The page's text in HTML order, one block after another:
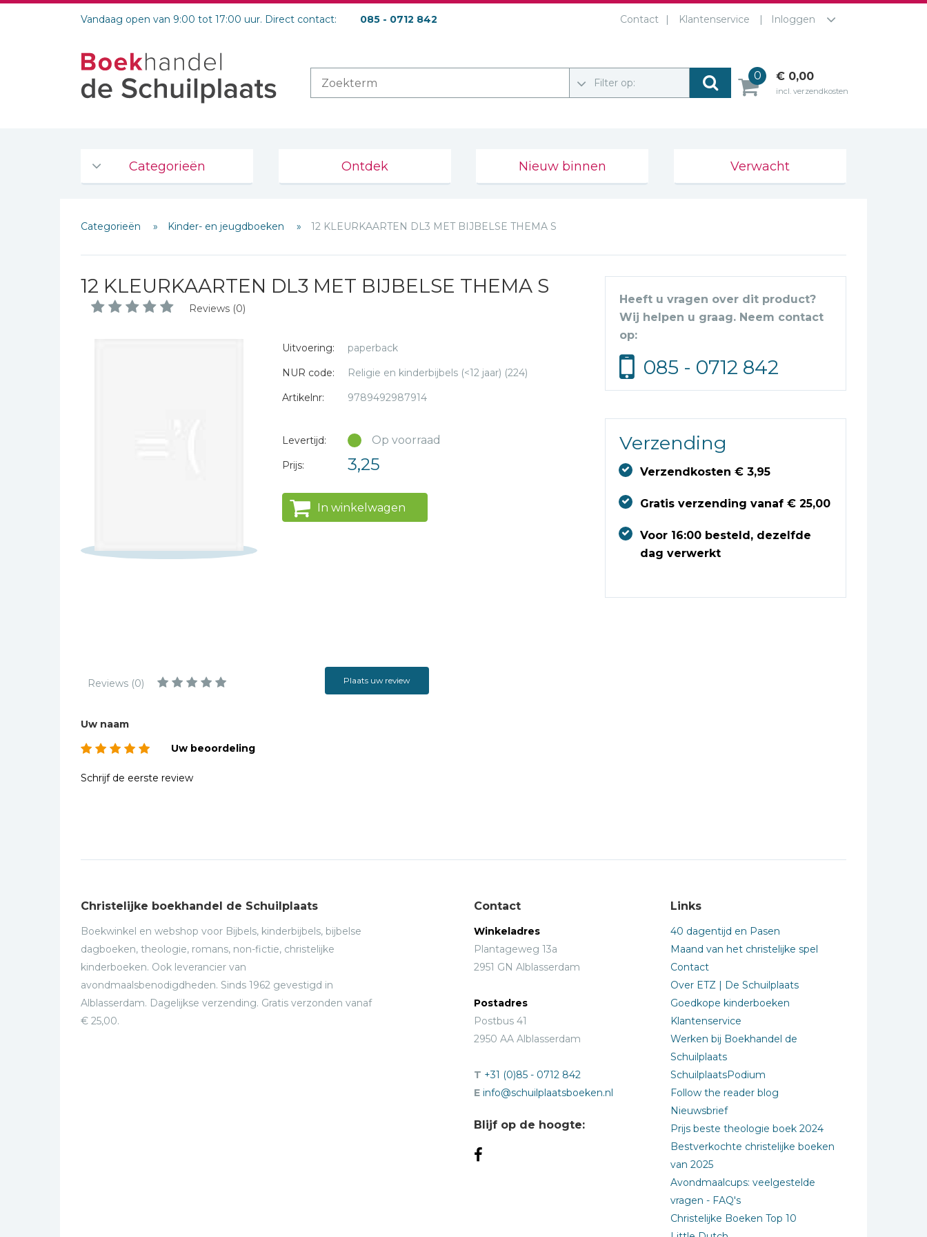
Vandaag open van 9:00 tot 17:00 uur. Direct contact: 085 - 0712 842 Contact Klantenservice Inloggen
Filter op:
0 € 0,00
incl. verzendkosten
Categorieën
De Bijbel
Bijbelse Dagboeken 2026
Bijbelstudie groepen
Israël / Jodendom
Management &
Politiek
Regio | Alblasserwaard
Romans
Ontdek Nieuw binnen Verwacht
Categorieën Kinder- en jeugdboeken 12 KLEURKAARTEN DL3 MET BIJBELSE THEMA S
12 KLEURKAARTEN DL3 MET BIJBELSE THEMA S
Reviews (0)
Uitvoering:
paperback
NUR code:
Religie en kinderbijbels (<12 jaar) (224)
Artikelnr:
9789492987914
Levertijd: Op voorraad
Prijs: 3,25
In winkelwagen
Heeft u vragen over dit product?
Wij helpen u graag. Neem contact
op:
085 - 0712 842
Verzending
Verzendkosten € 3,95
Gratis verzending vanaf € 25,00
Voor 16:00 besteld, dezelfde
dag verwerkt
Reviews (0) Plaats uw review
Schrijf hieronder je review!
Sterren
Naam *
Uw naam
Uw beoordeling
Schrijf de eerste review
Christelijke boekhandel de Schuilplaats
Boekwinkel en webshop voor Bijbels, kinderbijbels, bijbelse
dagboeken, theologie, romans, non-fictie, christelijke
kinderboeken. Ook leverancier van
avondmaalsbenodigdheden. Sinds 1962 gevestigd in
Alblasserdam. Dagelijkse verzending. Gratis verzonden vanaf
€ 25,00.
Contact
Winkeladres
Plantageweg 13a
2951 GN Alblasserdam
Postadres
Postbus 41
2950 AA Alblasserdam
T +31 (0)85 - 0712 842
E info@schuilplaatsboeken.nl
Blijf op de hoogte:
Links
40 dagentijd en Pasen
Maand van het christelijke spel
Contact
Over ETZ | De Schuilplaats
Goedkope kinderboeken
Klantenservice
Werken bij Boekhandel de
Schuilplaats
SchuilplaatsPodium
Follow the reader blog
Nieuwsbrief
Prijs beste theologie boek 2024
Bestverkochte christelijke boeken
van 2025
Avondmaalcups: veelgestelde
vragen - FAQ's
Christelijke Boeken Top 10